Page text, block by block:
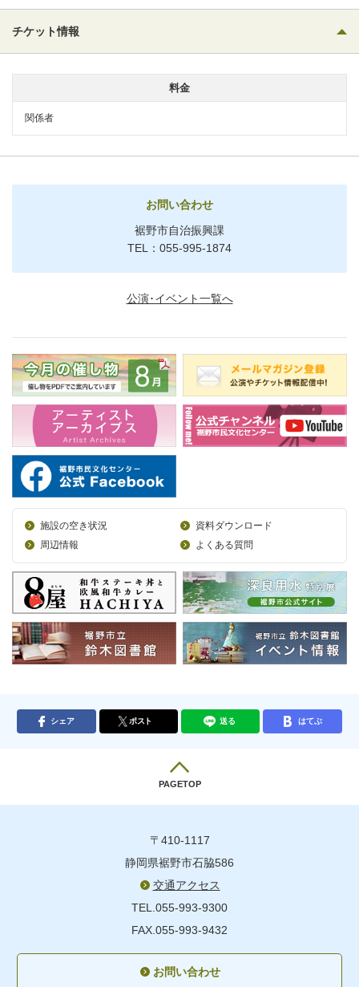
チケット情報
料金
関係者
お問い合わせ
裾野市自治振興課
TEL：055-995-1874
公演･イベント一覧へ
施設の空き状況
資料ダウンロード
周辺情報
よくある質問
シェア ポスト 送る はてぶ
PAGETOP
〒410-1117
静岡県裾野市石脇586
交通アクセス
TEL.055-993-9300
FAX.055-993-9432
お問い合わせ